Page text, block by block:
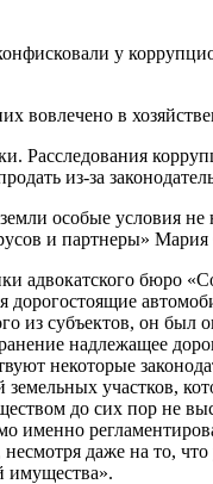
у
вовлечено в
Расследования
из-за
особые условия
и партнеры» Мария
адвокатского бюро
дорогостоящие
из субъектов, он
надлежащее
некоторые
участков,
до сих пор не
именно
даже на то,
имущества».